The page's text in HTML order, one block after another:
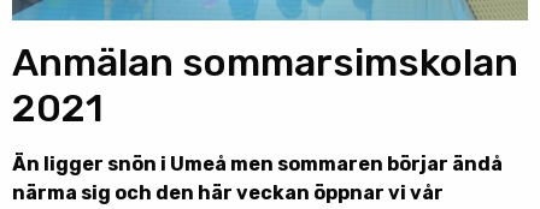
Anmälan sommarsimskolan
2021
Än ligger snön i Umeå men sommaren börjar ändå
närma sig och den här veckan öppnar vi vår